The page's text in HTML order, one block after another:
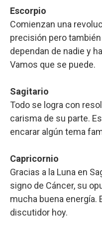
Escorpio
Comienzan una
precisión pero
dependan de nadie y
Vamos que se puede.
Sagitario
Todo se logra con
carisma de su parte.
encarar algún tema
Capricornio
Gracias a la Luna en
signo de Cáncer, su
mucha buena energía.
discutidor hoy.